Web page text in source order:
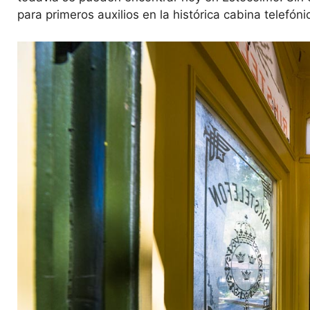
para primeros auxilios en la histórica cabina